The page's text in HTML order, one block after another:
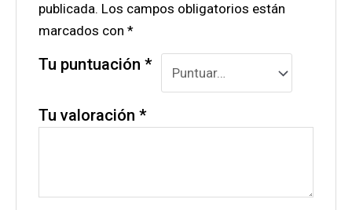
publicada. Los campos obligatorios están
marcados con*
Tu puntuación*
Tu valoración*